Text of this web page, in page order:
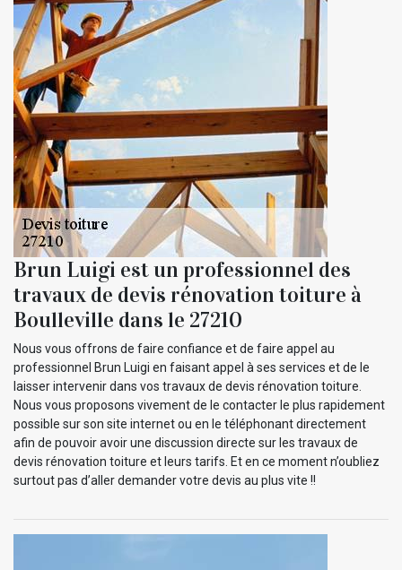
Brun Luigi est un professionnel des
travaux de devis rénovation toiture à
Boulleville dans le 27210
Nous vous offrons de faire confiance et de faire appel au
professionnel Brun Luigi en faisant appel à ses services et de le
laisser intervenir dans vos travaux de devis rénovation toiture.
Nous vous proposons vivement de le contacter le plus rapidement
possible sur son site internet ou en le téléphonant directement
afin de pouvoir avoir une discussion directe sur les travaux de
devis rénovation toiture et leurs tarifs. Et en ce moment n’oubliez
surtout pas d’aller demander votre devis au plus vite !!